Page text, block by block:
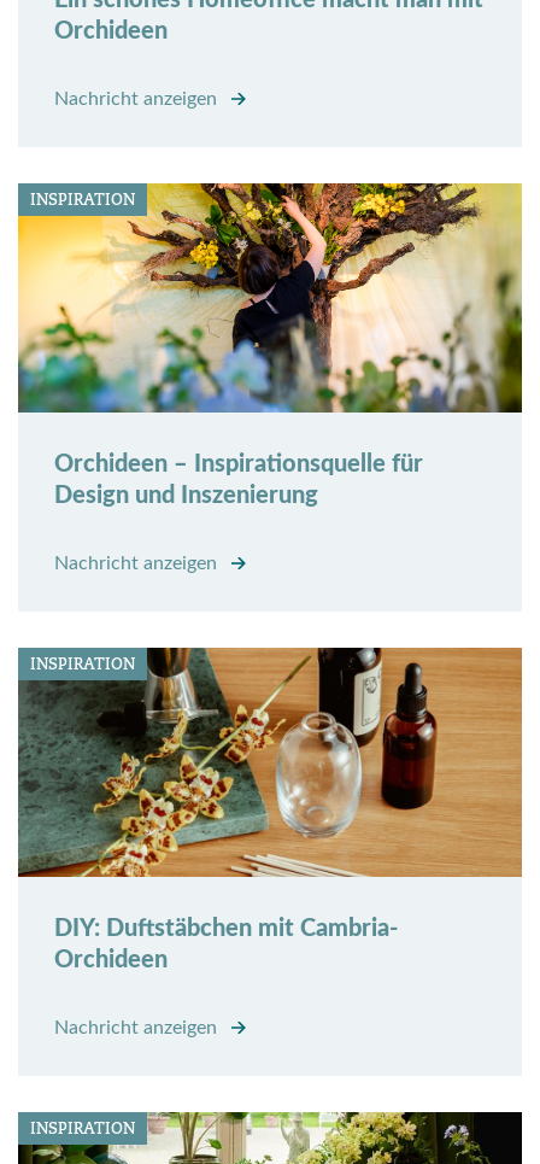
Orchideen
Nachricht anzeigen
INSPIRATION
Orchideen – Inspirationsquelle für
Design und Inszenierung
Nachricht anzeigen
INSPIRATION
DIY: Duftstäbchen mit Cambria-
Orchideen
Nachricht anzeigen
INSPIRATION